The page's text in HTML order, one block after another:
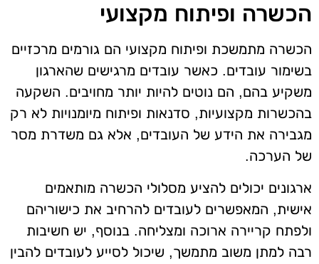
הכשרה ופיתוח מקצועי
הכשרה מתמשכת ופיתוח מקצועי הם גורמים מרכזיים
בשימור עובדים. כאשר עובדים מרגישים שהארגון
משקיע בהם, הם נוטים להיות יותר מחויבים. השקעה
בהכשרות מקצועיות, סדנאות ופיתוח מיומנויות לא רק
מגבירה את הידע של העובדים, אלא גם משדרת מסר
של הערכה.
ארגונים יכולים להציע מסלולי הכשרה מותאמים
אישית, המאפשרים לעובדים להרחיב את כישוריהם
ולפתח קריירה ארוכה ומצליחה. בנוסף, יש חשיבות
רבה למתן משוב מתמשך, שיכול לסייע לעובדים להבין